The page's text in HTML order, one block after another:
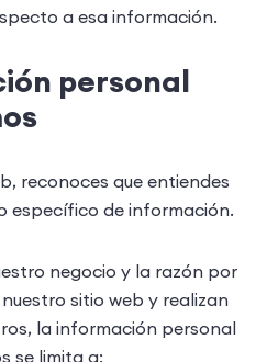
a esa información.
personal
reconoces que entiendes
específico de información.
negocio y la razón por
sitio web y realizan
la información personal
se limita a: